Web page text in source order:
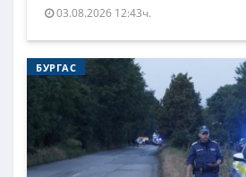
03.08.2026 12:43ч.
БУРГАС